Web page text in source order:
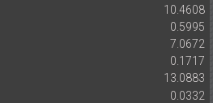
10.4608
0.5995
7.0672
0.1717
13.0883
0.0332